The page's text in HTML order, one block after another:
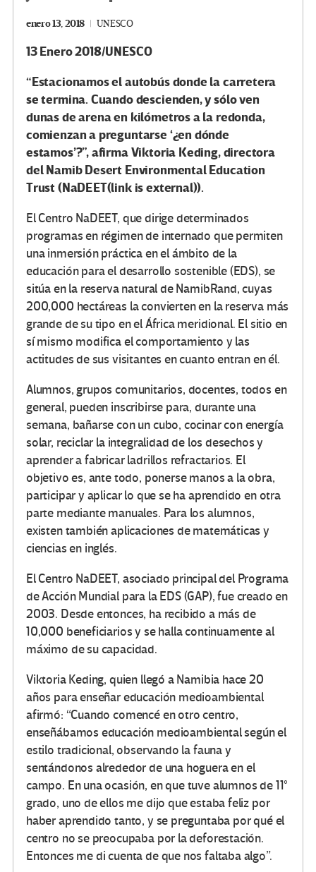
enero 13, 2018 UNESCO
13 Enero 2018/UNESCO
“Estacionamos el autobús donde la carretera
se termina. Cuando descienden, y sólo ven
dunas de arena en kilómetros a la redonda,
comienzan a preguntarse ‘¿en dónde
estamos’?”, afirma Viktoria Keding, directora
del Namib Desert Environmental Education
Trust (NaDEET(link is external)).
El Centro NaDEET, que dirige determinados
programas en régimen de internado que permiten
una inmersión práctica en el ámbito de la
educación para el desarrollo sostenible (EDS), se
sitúa en la reserva natural de NamibRand, cuyas
200,000 hectáreas la convierten en la reserva más
grande de su tipo en el África meridional. El sitio en
sí mismo modifica el comportamiento y las
actitudes de sus visitantes en cuanto entran en él.
Alumnos, grupos comunitarios, docentes, todos en
general, pueden inscribirse para, durante una
semana, bañarse con un cubo, cocinar con energía
solar, reciclar la integralidad de los desechos y
aprender a fabricar ladrillos refractarios. El
objetivo es, ante todo, ponerse manos a la obra,
participar y aplicar lo que se ha aprendido en otra
parte mediante manuales. Para los alumnos,
existen también aplicaciones de matemáticas y
ciencias en inglés.
El Centro NaDEET, asociado principal del Programa
de Acción Mundial para la EDS (GAP), fue creado en
2003. Desde entonces, ha recibido a más de
10,000 beneficiarios y se halla continuamente al
máximo de su capacidad.
Viktoria Keding, quien llegó a Namibia hace 20
años para enseñar educación medioambiental
afirmó: “Cuando comencé en otro centro,
enseñábamos educación medioambiental según el
estilo tradicional, observando la fauna y
sentándonos alrededor de una hoguera en el
campo. En una ocasión, en que tuve alumnos de 11°
grado, uno de ellos me dijo que estaba feliz por
haber aprendido tanto, y se preguntaba por qué el
centro no se preocupaba por la deforestación.
Entonces me di cuenta de que nos faltaba algo”.